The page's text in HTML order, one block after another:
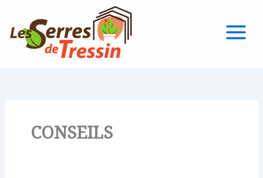
contenu
CONSEILS